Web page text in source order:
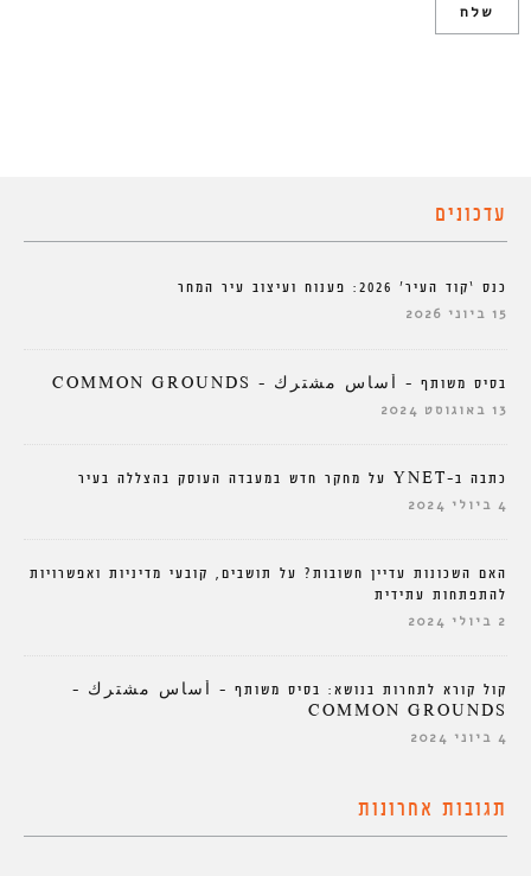
עדכונים
כנס ‘קוד העיר’ 2026: פענוח ועיצוב עיר המחר
15 ביוני 2026
בסיס משותף – أساس مشترك – COMMON GROUNDS
13 באוגוסט 2024
כתבה ב-YNET על מחקר חדש במעבדה העוסק בהצללה בעיר
4 ביולי 2024
האם השכונות עדיין חשובות? על תושבים, קובעי מדיניות ואפשרויות
להתפתחות עתידית
2 ביולי 2024
קול קורא לתחרות בנושא: בסיס משותף – أساس مشترك –
COMMON GROUNDS
4 ביוני 2024
תגובות אחרונות